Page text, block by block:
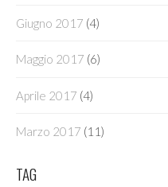
Giugno 2017 (4)
Maggio 2017 (6)
Aprile 2017 (4)
Marzo 2017 (11)
TAG